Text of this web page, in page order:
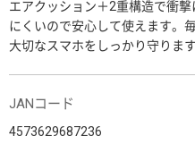
エアクッション＋2重構造で衝
にくいので安心して使えます。
大切なスマホをしっかり守ります
JANコード
4573629687236